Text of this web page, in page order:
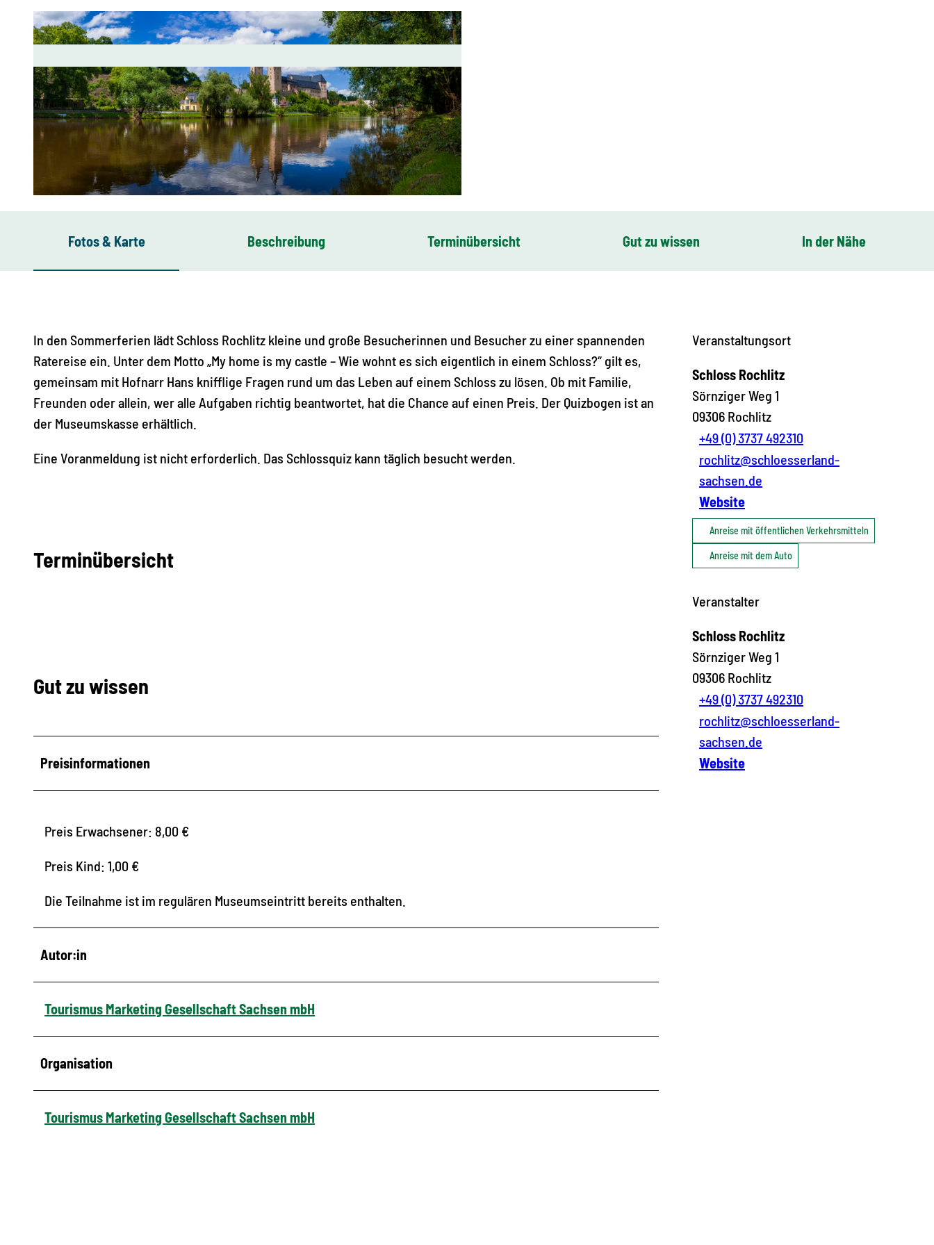
Fotos & Karte Beschreibung Terminübersicht Gut zu wissen In der Nähe
In den Sommerferien lädt Schloss Rochlitz kleine und große Besucherinnen und Besucher zu einer spannenden
Ratereise ein. Unter dem Motto „My home is my castle – Wie wohnt es sich eigentlich in einem Schloss?“ gilt es,
gemeinsam mit Hofnarr Hans knifflige Fragen rund um das Leben auf einem Schloss zu lösen. Ob mit Familie,
Freunden oder allein, wer alle Aufgaben richtig beantwortet, hat die Chance auf einen Preis. Der Quizbogen ist an
der Museumskasse erhältlich.
Eine Voranmeldung ist nicht erforderlich. Das Schlossquiz kann täglich besucht werden.
Terminübersicht
Gut zu wissen
Preisinformationen
Preis Erwachsener: 8,00 €
Preis Kind: 1,00 €
Die Teilnahme ist im regulären Museumseintritt bereits enthalten.
Autor:in
Tourismus Marketing Gesellschaft Sachsen mbH
Organisation
Tourismus Marketing Gesellschaft Sachsen mbH
Veranstaltungsort
Schloss Rochlitz
Sörnziger Weg 1
09306 Rochlitz
+49 (0) 3737 492310
rochlitz@schloesserland-
sachsen.de
Website
Anreise mit öffentlichen Verkehrsmitteln
Anreise mit dem Auto
Veranstalter
Schloss Rochlitz
Sörnziger Weg 1
09306 Rochlitz
+49 (0) 3737 492310
rochlitz@schloesserland-
sachsen.de
Website